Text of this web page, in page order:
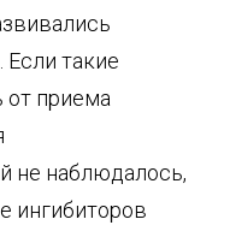
такие
от приема
не наблюдалось,
ингибиторов